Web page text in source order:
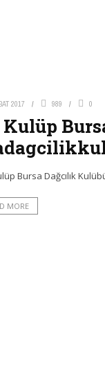
2017 989 0
Bursa Dağcılık
MORE